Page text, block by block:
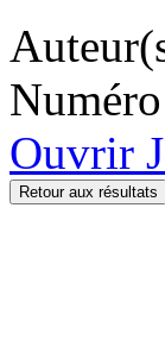
Ouvrir
Retour aux résultats